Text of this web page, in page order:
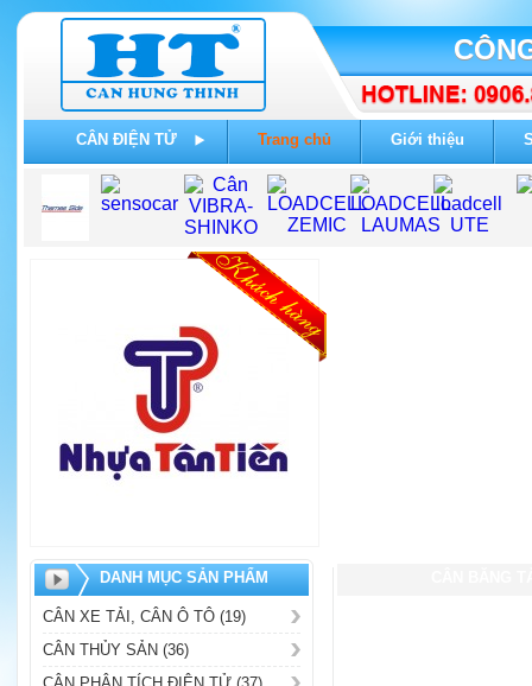
CÂN ĐIỆN TỬ Trang chủ Giới thiệu
DANH MỤC SẢN PHẨM
CÂN XE TẢI, CÂN Ô TÔ (19)
CÂN THỦY SẢN (36)